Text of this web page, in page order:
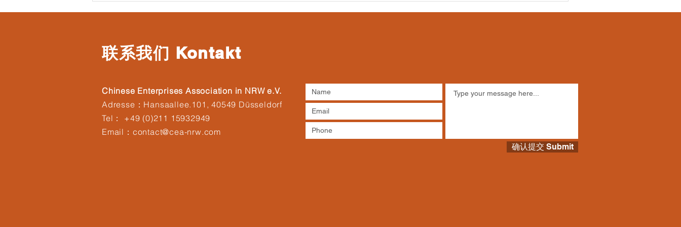
​联系我们 Kontakt
Chinese Enterprises Association in NRW e.V.
Adresse：Hansaallee.101, 40549 Düsseldorf
Tel： +49 (0)211 15932949
Email：contact@cea-nrw.com
确认提交 Submit